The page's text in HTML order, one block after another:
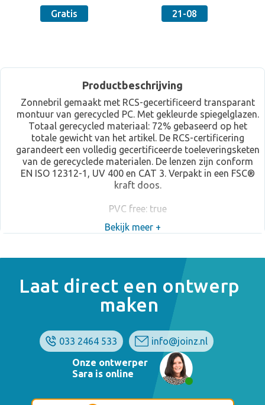
Gratis
21-08
Productbeschrijving
Zonnebril gemaakt met RCS-gecertificeerd transparant
montuur van gerecycled PC. Met gekleurde spiegelglazen.
Totaal gerecycled materiaal: 72% gebaseerd op het
totale gewicht van het artikel. De RCS-certificering
garandeert een volledig gecertificeerde toeleveringsketen
van de gerecyclede materialen. De lenzen zijn conform
EN ISO 12312-1, UV 400 en CAT 3. Verpakt in een FSC®
kraft doos.
PVC free: true
Bekijk meer +
Laat direct een ontwerp
maken
033 2464 533
info@joinz.nl
Onze ontwerper
Sara is online